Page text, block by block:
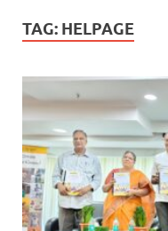
TAG: HELPAGE